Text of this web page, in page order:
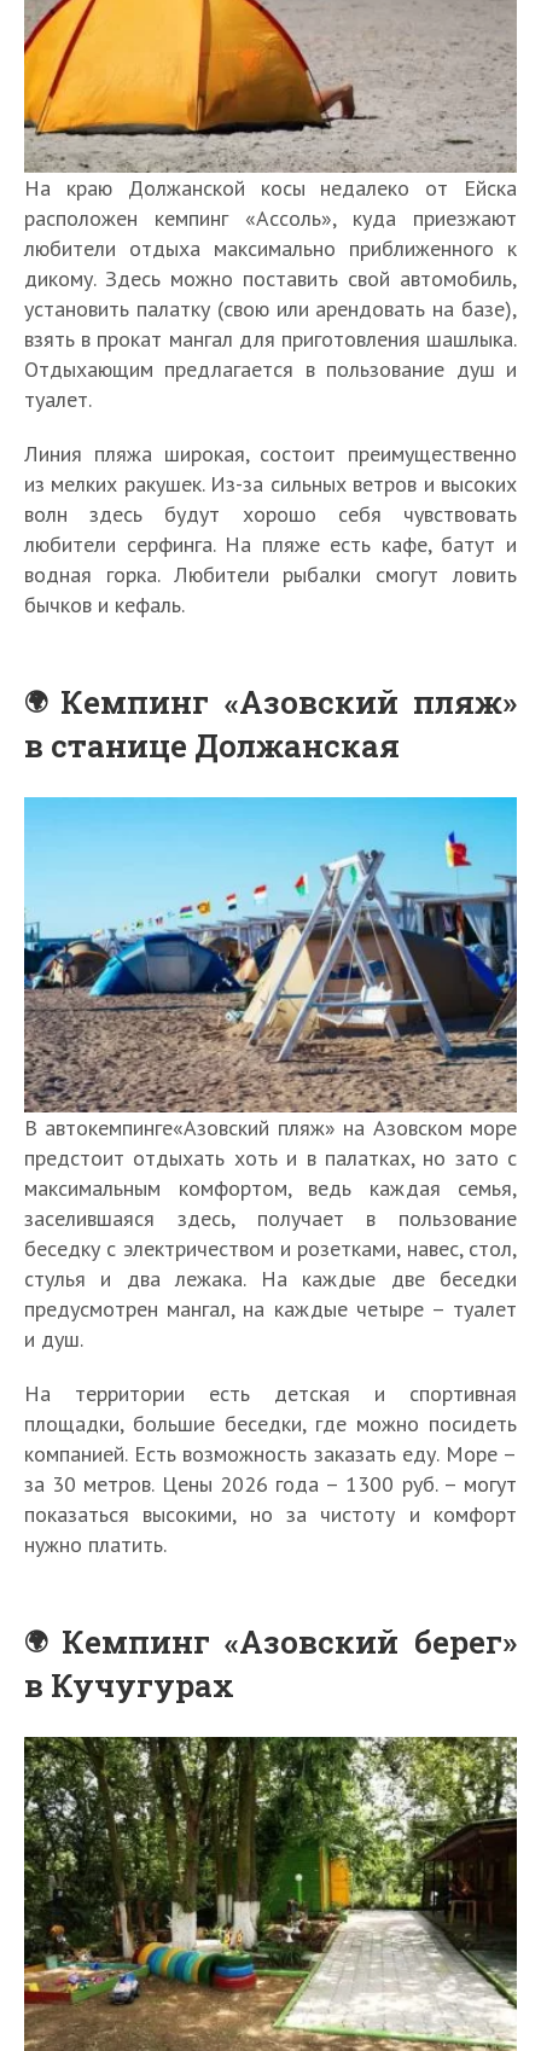
На краю Должанской косы недалеко от Ейска
расположен кемпинг «Ассоль», куда приезжают
любители отдыха максимально приближенного к
дикому. Здесь можно поставить свой автомобиль,
установить палатку (свою или арендовать на базе),
взять в прокат мангал для приготовления шашлыка.
Отдыхающим предлагается в пользование душ и
туалет.
Линия пляжа широкая, состоит преимущественно
из мелких ракушек. Из-за сильных ветров и высоких
волн здесь будут хорошо себя чувствовать
любители серфинга. На пляже есть кафе, батут и
водная горка. Любители рыбалки смогут ловить
бычков и кефаль.
Кемпинг «Азовский пляж»
в станице Должанская
В автокемпинге«Азовский пляж» на Азовском море
предстоит отдыхать хоть и в палатках, но зато с
максимальным комфортом, ведь каждая семья,
заселившаяся здесь, получает в пользование
беседку с электричеством и розетками, навес, стол,
стулья и два лежака. На каждые две беседки
предусмотрен мангал, на каждые четыре – туалет
и душ.
На территории есть детская и спортивная
площадки, большие беседки, где можно посидеть
компанией. Есть возможность заказать еду. Море –
за 30 метров. Цены 2026 года – 1300 руб. – могут
показаться высокими, но за чистоту и комфорт
нужно платить.
Кемпинг «Азовский берег»
в Кучугурах